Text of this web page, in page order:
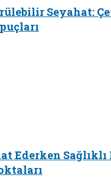
Seyahat:
Ederken